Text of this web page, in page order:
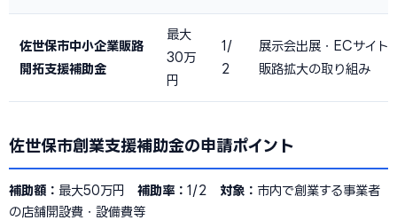
佐世保市中小企業販路
開拓支援補助金
最大
30万
円
1/
2
展示会出展・ECサイト
販路拡大の取り組み
佐世保市創業支援補助金の申請ポイント
補助額： 最大50万円 補助率： 1/2 対象： 市内で創業する事業者
の店舗開設費・設備費等